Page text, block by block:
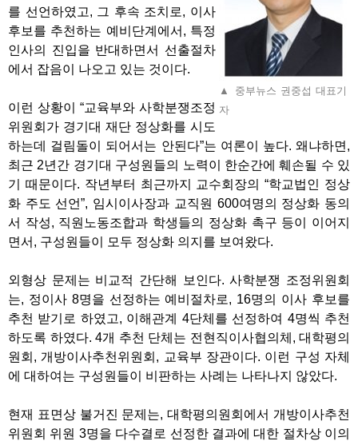
▲ 중부뉴스 권중섭 대표기
자
를 선언하였고, 그 후속 조치로, 이사
후보를 추천하는 예비단계에서 , 특정
인사의 진입을 반대하면서 선출절차
에서 잡음이 나오고 있는 것이다.
이런 상황이 “교육부와 사학분쟁조정
위원회가 경기대 재단 정상화를 시도
하는데 걸림돌이 되어서는 안된다”는 여론이 높다.왜냐하면 ,
최근 2년간 경기대 구성원들의 노력이 한순간에 훼손될 수 있
기 때문이다. 작년부터 최근까지 교수회장의“학교법인 정상
화 주도 선언”, 임시이사장과 교직원 600여명의 정상화 동의
서 작성, 직원노동조합과 학생들의 정상화 촉구 등이 이어지
면서 , 구성원들이 모두 정상화 의지를 보여왔다.
외형상 문제는 비교적 간단해 보인다.사학분쟁 조정위원회
는, 정이사 8명을 선정하는 예비절차로, 16명의 이사 후보를
추천 받기로 하였고, 이해관계 4단체를 선정하여 4명씩 추천
하도록 하였다. 4개 추천 단체는 전현직이사협의체 , 대학평의
원회 ,개방이사추천위원회 , 교육부 장관이다. 이런 구성 자체
에 대하여는 구성원들이 비판하는 사례는 나타나지 않았다.
현재 표면상 불거진 문제는,대학평의원회에서 개방이사추천
위원회 위원 3명을 다수결로 선정한 결과에 대한 절차상 이의